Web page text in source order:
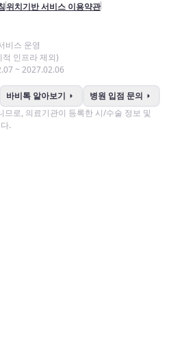
위치기반 서비스 이용약관
비스 운영
인프라 제외)
~ 2027.02.06
바비톡 알아보기 arrow_right 병원 입점 문의 arrow_right
로, 의료기관이 등록한 시/수술 정보 및
.